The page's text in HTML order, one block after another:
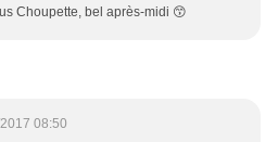
Choupette, bel après-midi 😙
08:50